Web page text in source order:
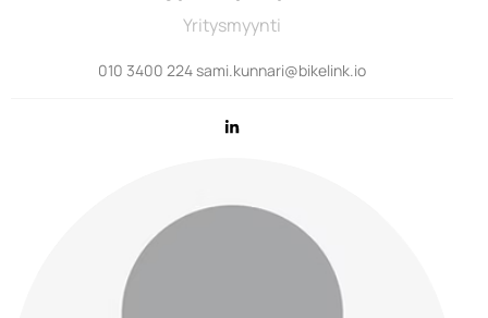
Yritysmyynti
010 3400 224 sami.kunnari@bikelink.io